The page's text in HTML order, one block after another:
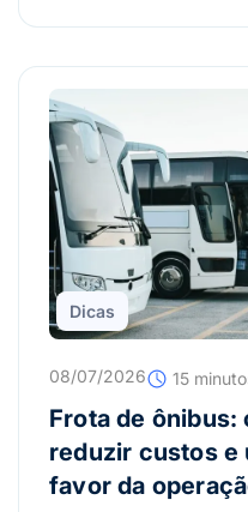
Dicas
08/07/2026 15
Frota de ônibus:
reduzir custos e
favor da